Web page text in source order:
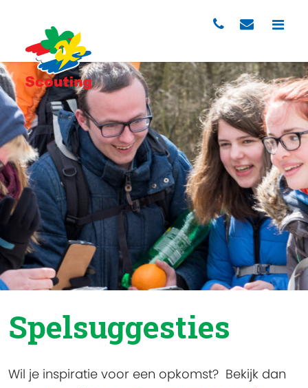
Spelsuggesties
Wil je inspiratie voor een opkomst? Bekijk dan